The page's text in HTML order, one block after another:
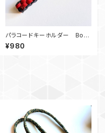
パラコードキーホルダー Box_
ウッドビーズ_M6_ 赤ネイビー
¥980